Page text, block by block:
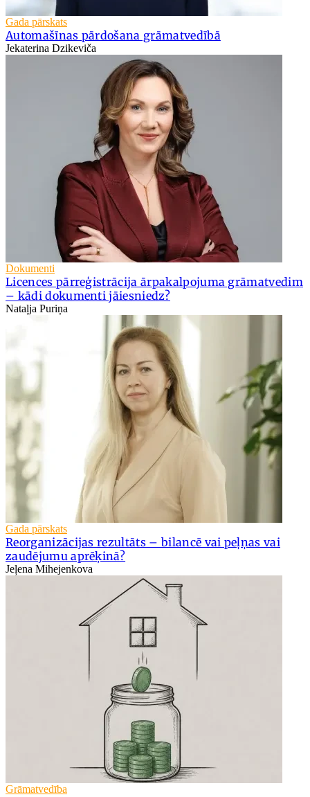
Gada pārskats
Automašīnas pārdošana grāmatvedībā
Jekaterina Dzikeviča
Dokumenti
Licences pārreģistrācija ārpakalpojuma grāmatvedim
– kādi dokumenti jāiesniedz?
Nataļja Puriņa
Gada pārskats
Reorganizācijas rezultāts – bilancē vai peļņas vai
zaudējumu aprēķinā?
Jeļena Mihejenkova
Grāmatvedība